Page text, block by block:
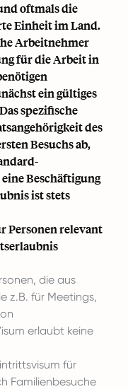
oftmals die
Einheit im Land.
Arbeitnehmer
für die Arbeit in
ein gültiges
spezifische
des
Besuchs ab,
Beschäftigung
ist stets
Personen relevant
die aus
z.B. für Meetings,
erlaubt keine
für
Familienbesuche